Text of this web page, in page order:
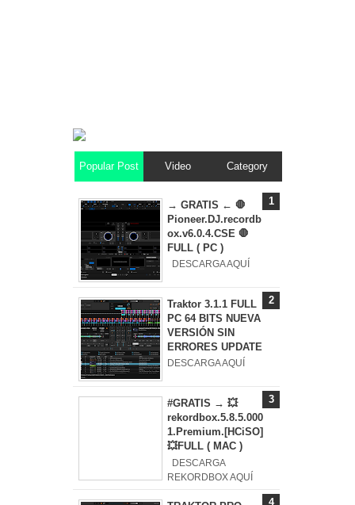
Popular Post Video Category
→ GRATIS ← 🛑
Pioneer.DJ.recordb
ox.v6.0.4.CSE 🛑
FULL ( PC )
DESCARGA AQUÍ
Traktor 3.1.1 FULL
PC 64 BITS NUEVA
VERSIÓN SIN
ERRORES UPDATE
DESCARGA AQUÍ
#GRATIS → 💥
rekordbox.5.8.5.000
1.Premium.[HCiSO]
💥FULL ( MAC )
DESCARGA
REKORDBOX AQUÍ